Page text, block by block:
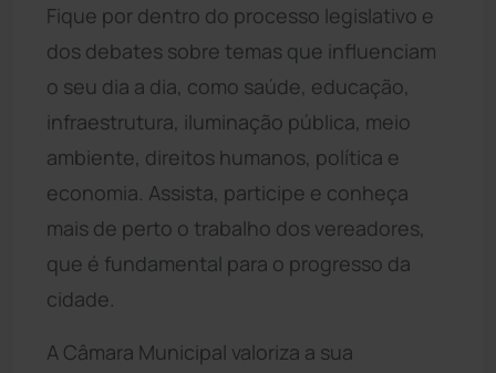
Fique por dentro do processo legislativo e
dos debates sobre temas que influenciam
o seu dia a dia, como saúde, educação,
infraestrutura, iluminação pública, meio
ambiente, direitos humanos, política e
economia. Assista, participe e conheça
mais de perto o trabalho dos vereadores,
que é fundamental para o progresso da
cidade.
A Câmara Municipal valoriza a sua